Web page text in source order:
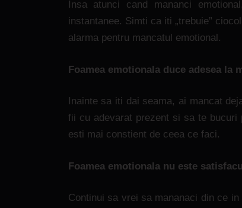
Insa atunci cand mananci
instantanee. Simti ca iti „trebuie”
alarma pentru mancatul emotional.
Foamea emotionala duce adesea la
Inainte sa iti dai seama, ai mancat
fii cu adevarat prezent si sa te bucuri
esti mai constient de ceea ce faci.
Foamea emotionala nu este
Continui sa vrei sa mananaci din ce